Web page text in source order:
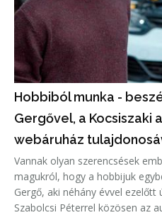
Hobbiból munka -
Gergővel, a Kocsiszaki
webáruház
Vannak olyan szerencsések
magukról, hogy a hobbijuk
Gergő, aki néhány évvel
Szabolcsi Péterrel közösen az